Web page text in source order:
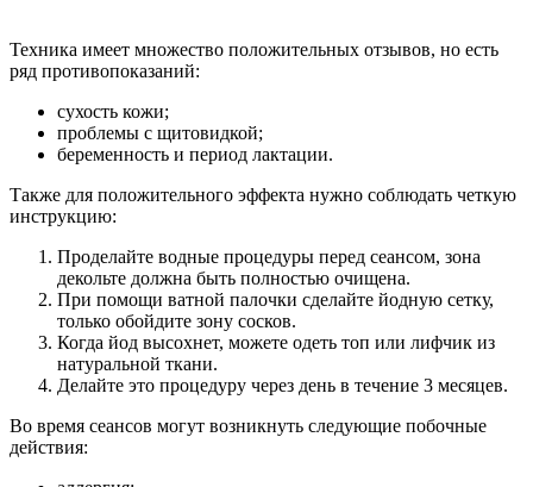
Техника имеет множество положительных отзывов, но есть
ряд противопоказаний:
сухость кожи;
проблемы с щитовидкой;
беременность и период лактации.
Также для положительного эффекта нужно соблюдать четкую
инструкцию:
Проделайте водные процедуры перед сеансом, зона
декольте должна быть полностью очищена.
При помощи ватной палочки сделайте йодную сетку,
только обойдите зону сосков.
Когда йод высохнет, можете одеть топ или лифчик из
натуральной ткани.
Делайте это процедуру через день в течение 3 месяцев.
Во время сеансов могут возникнуть следующие побочные
действия: